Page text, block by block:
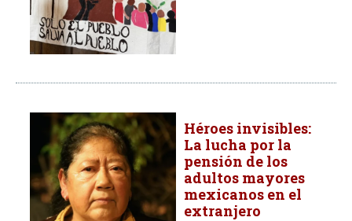
Héroes invisibles:
La lucha por la
pensión de los
adultos mayores
mexicanos en el
extranjero